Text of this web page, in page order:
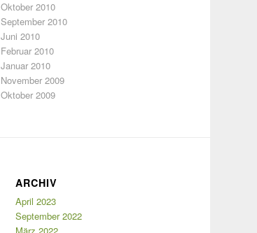
Oktober 2010
September 2010
Juni 2010
Februar 2010
Januar 2010
November 2009
Oktober 2009
ARCHIV
April 2023
September 2022